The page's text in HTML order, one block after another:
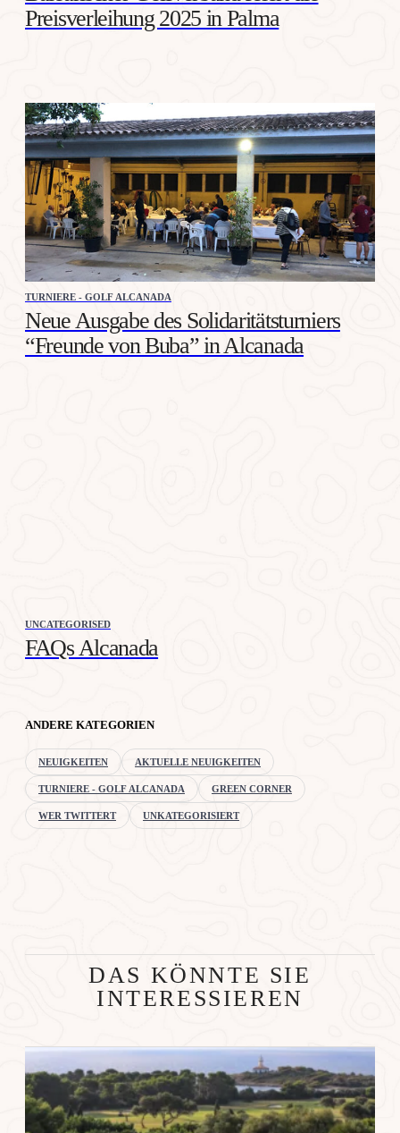
Preisverleihung 2025 in Palma
TURNIERE - GOLF ALCANADA
Neue Ausgabe des Solidaritätsturniers
“Freunde von Buba” in Alcanada
UNCATEGORISED
FAQs Alcanada
ANDERE KATEGORIEN
NEUIGKEITEN AKTUELLE NEUIGKEITEN
TURNIERE - GOLF ALCANADA GREEN CORNER
WER TWITTERT UNKATEGORISIERT
DAS KÖNNTE SIE
INTERESSIEREN